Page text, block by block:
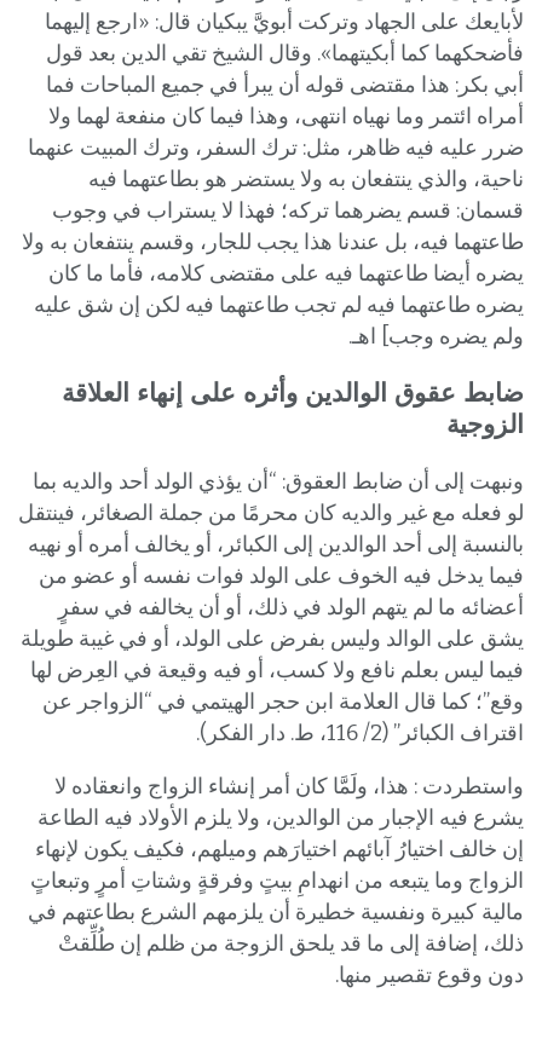
لأبايعك على الجهاد وتركت أبويَّ يبكيان قال: «ارجع إليهما
فأضحكهما كما أبكيتهما». وقال الشيخ تقي الدين بعد قول
أبي بكر: هذا مقتضى قوله أن يبرأ في جميع المباحات فما
أمراه ائتمر وما نهياه انتهى، وهذا فيما كان منفعة لهما ولا
ضرر عليه فيه ظاهر، مثل: ترك السفر، وترك المبيت عنهما
ناحية، والذي ينتفعان به ولا يستضر هو بطاعتهما فيه
قسمان: قسم يضرهما تركه؛ فهذا لا يستراب في وجوب
طاعتهما فيه، بل عندنا هذا يجب للجار، وقسم ينتفعان به ولا
يضره أيضا طاعتهما فيه على مقتضى كلامه، فأما ما كان
يضره طاعتهما فيه لم تجب طاعتهما فيه لكن إن شق عليه
ولم يضره وجب] اهـ.
ضابط عقوق الوالدين وأثره على إنهاء العلاقة
الزوجية
ونبهت إلى أن ضابط العقوق: “أن يؤذي الولد أحد والديه بما
لو فعله مع غير والديه كان محرمًا من جملة الصغائر، فينتقل
بالنسبة إلى أحد الوالدين إلى الكبائر، أو يخالف أمره أو نهيه
فيما يدخل فيه الخوف على الولد فوات نفسه أو عضو من
أعضائه ما لم يتهم الولد في ذلك، أو أن يخالفه في سفرٍ
يشق على الوالد وليس بفرض على الولد، أو في غيبة طويلة
فيما ليس بعلم نافع ولا كسب، أو فيه وقيعة في العِرض لها
وقع”؛ كما قال العلامة ابن حجر الهيتمي في “الزواجر عن
اقتراف الكبائر” (2/ 116، ط. دار الفكر).
واستطردت : هذا، ولَمَّا كان أمر إنشاء الزواج وانعقاده لا
يشرع فيه الإجبار من الوالدين، ولا يلزم الأولاد فيه الطاعة
إن خالف اختيارُ آبائهم اختيارَهم وميلهم، فكيف يكون لإنهاء
الزواج وما يتبعه من انهدامِ بيتٍ وفرقةٍ وشتاتِ أمرٍ وتبعاتٍ
مالية كبيرة ونفسية خطيرة أن يلزمهم الشرع بطاعتهم في
ذلك، إضافة إلى ما قد يلحق الزوجة من ظلم إن طُلِّقتْ
دون وقوع تقصير منها.